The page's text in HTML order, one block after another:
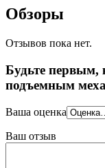
Обзоры
Отзывов пока нет.
Будьте первым,
подъемным
Ваша оценка
Ваш отзыв